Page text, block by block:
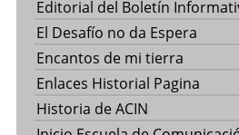
Editorial del Boletín
El Desafío no da Espera
Encantos de mi tierra
Enlaces Historial Pagina
Historia de ACIN